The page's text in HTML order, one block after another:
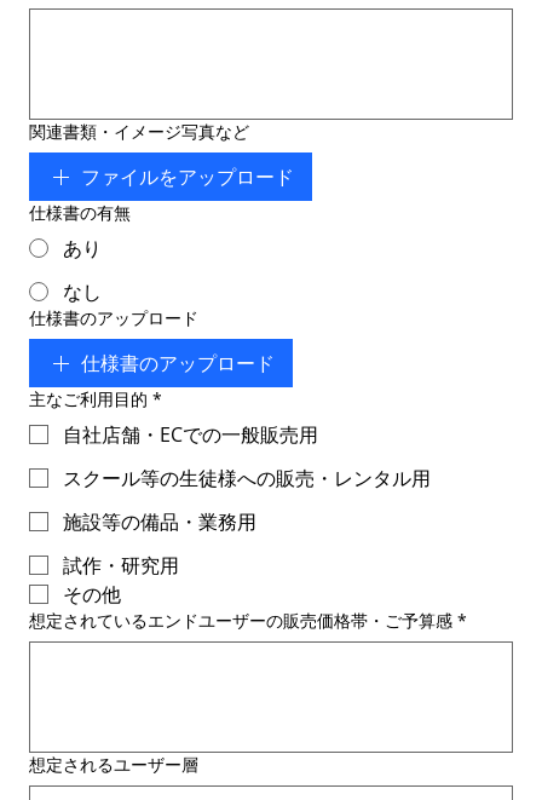
関連書類・イメージ写真など
ファイルをアップロード
仕様書の有無
あり
なし
仕様書のアップロード
仕様書のアップロード
主なご利用目的 *
自社店舗・ECでの一般販売用
スクール等の生徒様への販売・レンタル用
施設等の備品・業務用
試作・研究用
その他
想定されているエンドユーザーの販売価格帯・ご予算感 *
想定されるユーザー層